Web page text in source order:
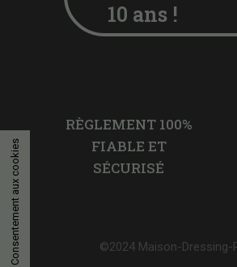
10 ans !
RÈGLEMENT 100%
FIABLE ET
SÉCURISÉ
©2024 Maison-
Consentement aux cookies